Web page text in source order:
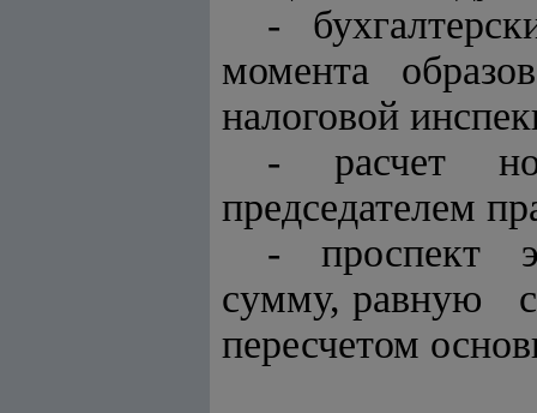
-
момента
налоговой
- расчет
председателем
- проспект
сумму, равную
пересчетом